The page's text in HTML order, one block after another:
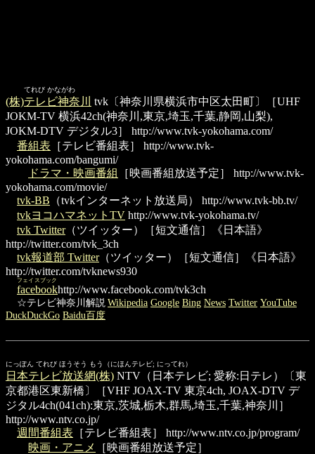
てれび かながわ
(株)テレビ神奈川
tvk〔神奈川県横浜市中区太田町〕［UHF
JOKM-TV 横浜42ch(神奈川,東京,埼玉,千葉,静岡,山梨),
JOKM-DTV デジタル3］
http://www.tvk-yokohama.com/
番組表 ［テレビ番組表］
http://www.tvk-
yokohama.com/bangumi/
ドラマ・映画番組
［映画番組放送予定］
http://www.tvk-
yokohama.com/movie/
tvk-BB （tvkインターネット放送局）
http://www.tvk-bb.tv/
tvkヨコハマネットTV http://www.tvk-yokohama.tv/
tvk Twitter（ツイッター）［短文通信］《日本語》
http://twitter.com/tvk_3ch
tvk報道部 Twitter（ツイッター）［短文通信］《日本語》
http://twitter.com/tvknews930
facebook
フェイスブック
http://www.facebook.com/tvk3ch
☆テレビ神奈川解説 Wikipedia Google Bing News Twitter YouTube
DuckDuckGo Baidu百度
にっぽん てれび ほうそう もう（にほんテレビ; にってれ）
日本テレビ放送網(株) NTV（日本テレビ; 愛称:日テレ）〔東
京都港区東新橋〕［VHF JOAX-TV 東京4ch, JOAX-DTV デ
ジタル4ch(041ch):東京,茨城,栃木,群馬,埼玉,千葉,神奈川］
http://www.ntv.co.jp/
週間番組表 ［テレビ番組表］
http://www.ntv.co.jp/program/
映画・アニメ
［映画番組放送予定］